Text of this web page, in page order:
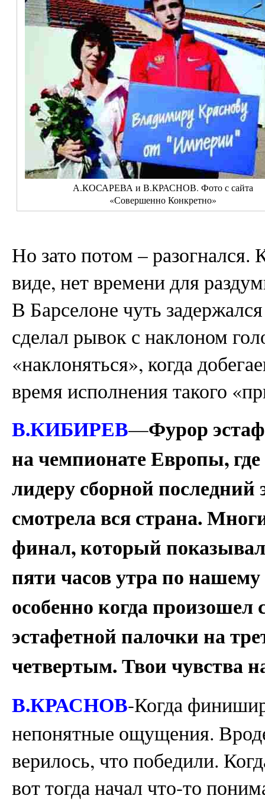
А.КОСАРЕВА и В.КРАСНОВ. Фото с сайта
«Совершенно Конкретно»
Но зато потом –
виде, нет времени для
В Барселоне чуть
сделал рывок с наклоном
«наклоняться», когда
время исполнения такого
В.КИБИРЕВ—Фурор
на чемпионате Европы,
лидеру сборной
смотрела вся страна.
финал, который
пяти часов утра по
особенно когда произошел
эстафетной палочки на
четвертым. Твои чувства
В.КРАСНОВ-Когда
непонятные ощущения.
верилось, что победили.
вот тогда начал что-то